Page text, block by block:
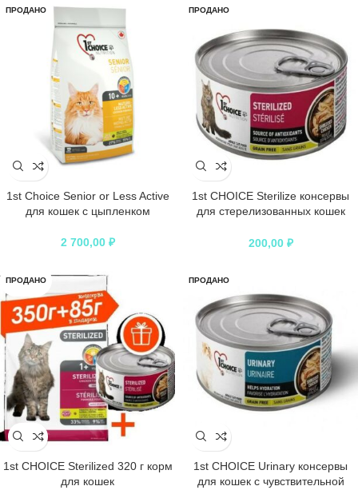
ПРОДАНО
1st Choice Senior or Less Active
для кошек с цыпленком
2 700,00 ₽
ПРОДАНО
1st CHOICE Sterilize консервы
для стерелизованных кошек
200,00 ₽
ПРОДАНО
1st CHOICE Sterilized 320 г корм
для кошек
ПРОДАНО
1st CHOICE Urinary консервы
для кошек с чувствительной